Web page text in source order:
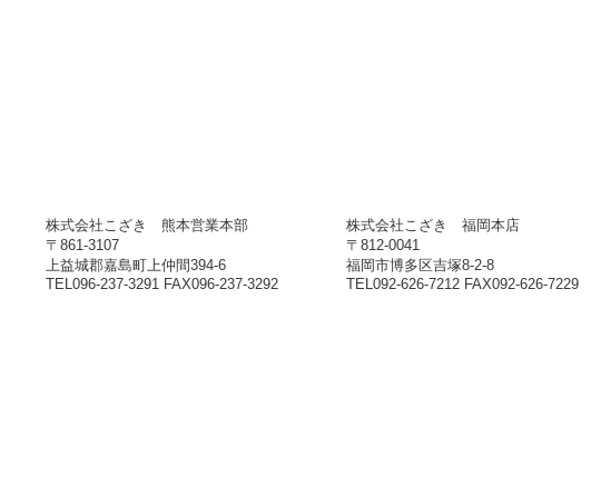
株式会社こざき 熊本営業本部
〒861-3107
上益城郡嘉島町上仲間394-6
TEL096-237-3291 FAX096-237-3292
株式会社こざき 福岡本店
〒812-0041
福岡市博多区吉塚8-2-8
TEL092-626-7212 FAX092-626-7229